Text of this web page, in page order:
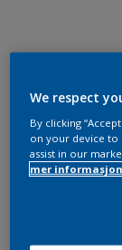
We respect
By clicking
on your device to
assist in our
mer